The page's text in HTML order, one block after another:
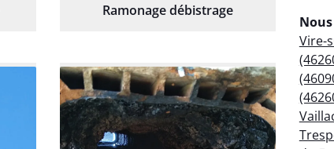
Ramonage débistrage
Vire-